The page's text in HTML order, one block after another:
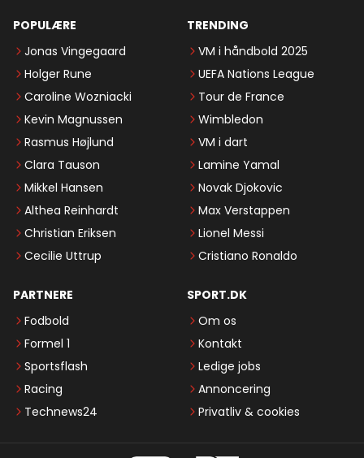
POPULÆRE
Jonas Vingegaard
Holger Rune
Caroline Wozniacki
Kevin Magnussen
Rasmus Højlund
Clara Tauson
Mikkel Hansen
Althea Reinhardt
Christian Eriksen
Cecilie Uttrup
TRENDING
VM i håndbold 2025
UEFA Nations League
Tour de France
Wimbledon
VM i dart
Lamine Yamal
Novak Djokovic
Max Verstappen
Lionel Messi
Cristiano Ronaldo
PARTNERE
Fodbold
Formel 1
Sportsflash
Racing
Technews24
SPORT.DK
Om os
Kontakt
Ledige jobs
Annoncering
Privatliv & cookies